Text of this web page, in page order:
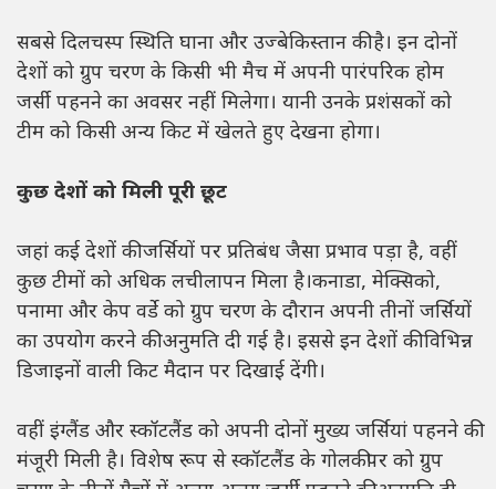
सबसे दिलचस्प स्थिति घाना और उज्बेकिस्तान की है। इन दोनों
देशों को ग्रुप चरण के किसी भी मैच में अपनी पारंपरिक होम
जर्सी पहनने का अवसर नहीं मिलेगा। यानी उनके प्रशंसकों को
टीम को किसी अन्य किट में खेलते हुए देखना होगा।
कुछ देशों को मिली पूरी छूट
जहां कई देशों की जर्सियों पर प्रतिबंध जैसा प्रभाव पड़ा है, वहीं
कुछ टीमों को अधिक लचीलापन मिला है।कनाडा, मेक्सिको,
पनामा और केप वर्डे को ग्रुप चरण के दौरान अपनी तीनों जर्सियों
का उपयोग करने की अनुमति दी गई है। इससे इन देशों की विभिन्न
डिजाइनों वाली किट मैदान पर दिखाई देंगी।
वहीं इंग्लैंड और स्कॉटलैंड को अपनी दोनों मुख्य जर्सियां पहनने की
मंजूरी मिली है। विशेष रूप से स्कॉटलैंड के गोलकीपर को ग्रुप